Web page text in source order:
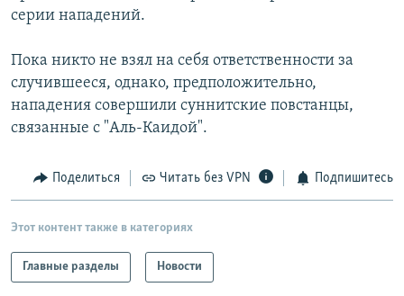
серии нападений.
Пока никто не взял на себя ответственности за
случившееся, однако, предположительно,
нападения совершили суннитские повстанцы,
связанные с "Аль-Каидой".
Поделиться Читать без VPN Подпишитесь
Этот контент также в категориях
Главные разделы Новости